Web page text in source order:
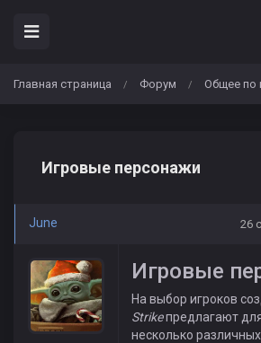
Главная страница / Форум / Общее по
Игровые персонажи
June 26
Игровые
На выбор игроков
Strikeпредлагают
несколько